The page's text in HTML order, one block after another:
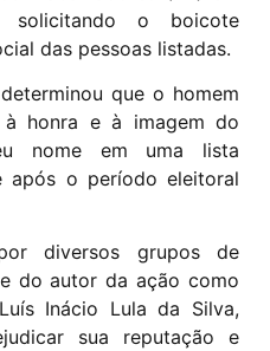
solicitando o boicote
das pessoas listadas.
que o homem
honra e à imagem do
nome em uma lista
após o período eleitoral
diversos grupos de
do autor da ação como
Inácio Lula da Silva,
sua reputação e